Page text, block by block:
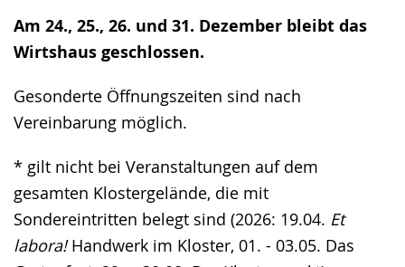
Am 24., 25., 26. und 31. Dezember bleibt das
Wirtshaus geschlossen.
Gesonderte Öffnungszeiten sind nach
Vereinbarung möglich.
* gilt nicht bei Veranstaltungen auf dem
gesamten Klostergelände, die mit
Sondereintritten belegt sind (2026: 19.04. Et
labora!Handwerk im Kloster, 01. - 03.05. Das